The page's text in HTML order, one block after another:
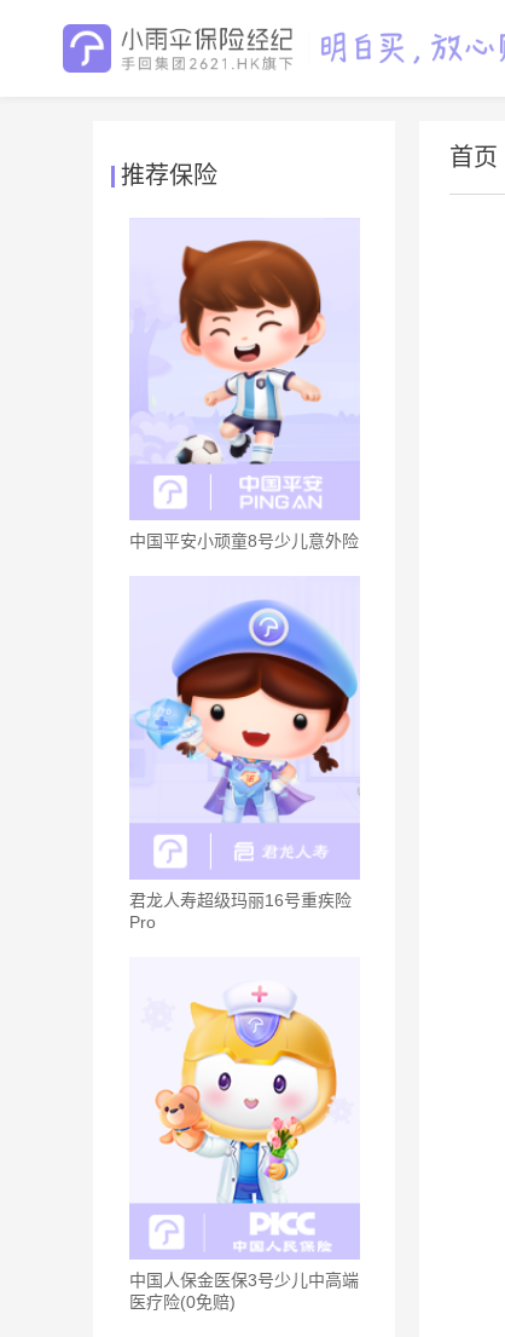
推荐保险
中国平安小顽童8号少儿意外险
君龙人寿超级玛丽16号重疾险
Pro
中国人保金医保3号少儿中高端
医疗险(0免赔)
首页